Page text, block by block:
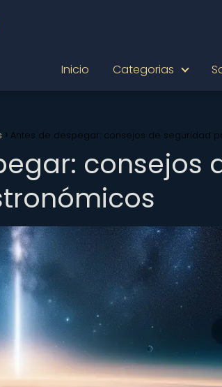
Inicio Categorias
Antes de despegar: consejos de seguridad
consejos